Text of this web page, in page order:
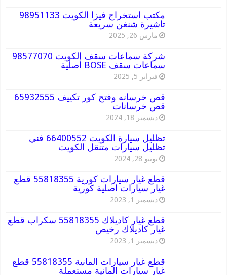
مكتب استخراج فيزا الكويت 98951133
تاشيرة شنغن سريعة
مارس 26, 2025
شركة سماعات سقف الكويت 98577070
سماعات سقف BOSE أصلية
فبراير 5, 2025
قص خرسانه وفتح كور تكييف 65932555
قص خرسانات
ديسمبر 18, 2024
تظليل سيارة الكويت 66400552 فني
تظليل سيارات متنقل الكويت
يونيو 28, 2024
قطع غيار سيارات كورية 55818355 قطع
غيار سيارات اصلية كورية
ديسمبر 1, 2023
قطع غيار كاديلاك 55818355 سكراب قطع
غيار كاديلاك رخيص
ديسمبر 1, 2023
قطع غيار سيارات المانية 55818355 قطع
غيار سيارات المانية مستعملة